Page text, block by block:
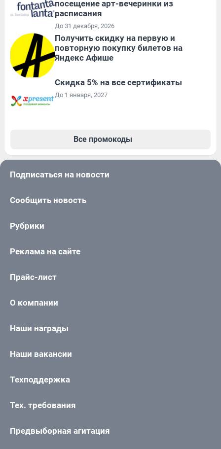
посещение арт-вечеринки из
расписания
До 31 декабря, 2026
Получить скидку на первую и
повторную покупку билетов на
Яндекс Афише
Скидка 5% на все сертификаты
До 1 января, 2027
Все промокоды
Подписаться на новости
Сообщить новость
Рубрики
Реклама на сайте
Прайс-лист
О компании
Наши награды
Наши вакансии
Техподдержка
Тех. требования
Предвыборная агитация